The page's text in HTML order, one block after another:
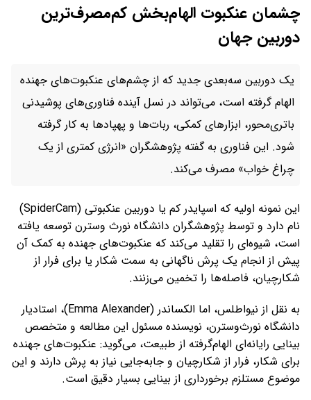
چشمان عنکبوت الهام‌بخش کم‌مصرف‌ترین
دوربین جهان
یک دوربین سه‌بعدی جدید که از چشم‌های عنکبوت‌های جهنده
الهام گرفته است، می‌تواند در نسل آینده فناوری‌های پوشیدنی
باتری‌محور، ابزارهای کمکی، ربات‌ها و پهپادها به کار گرفته
شود. این فناوری به گفته پژوهشگران «انرژی کمتری از یک
چراغ خواب» مصرف می‌کند.
این نمونه اولیه که اسپایدر کم یا دوربین عنکبوتی (SpiderCam)
نام دارد و توسط پژوهشگران دانشگاه نورث وسترن توسعه یافته
است، شیوه‌ای را تقلید می‌کند که عنکبوت‌های جهنده به کمک آن
پیش از انجام یک پرش ناگهانی به سمت شکار یا برای فرار از
شکارچیان، فاصله‌ها را تخمین می‌زنند.
به نقل از نیواطلس، اما الکساندر (Emma Alexander)، استادیار
دانشگاه نورث‌وسترن، نویسنده مسئول این مطالعه و متخصص
بینایی رایانه‌ای الهام‌گرفته از طبیعت، می‌گوید: عنکبوت‌های جهنده
برای شکار، فرار از شکارچیان و جابه‌جایی نیاز به پرش دارند و این
موضوع مستلزم برخورداری از بینایی بسیار دقیق است.